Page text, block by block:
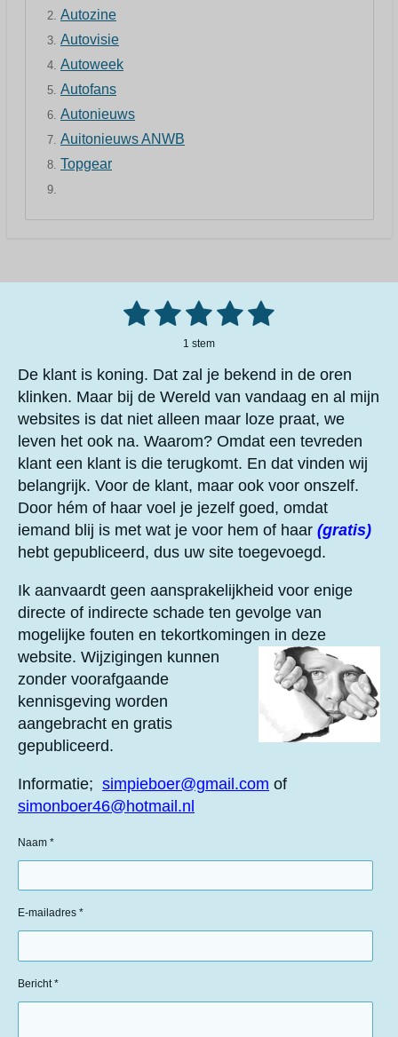
Autozine
Autovisie
Autoweek
Autofans
Autonieuws
Auitonieuws ANWB
Topgear
n
g
:
5
s
e
r
e
1
t
e
r
2
t
e
r
r
e
n
3
s
t
e
r
r
e
n
4
t
e
r
r
e
n
5
t
e
r
r
e
n
e
n
1 stem
De klant is koning. Dat zal je bekend in de oren
klinken. Maar bij de Wereld van vandaag en al mijn
websites is dat niet alleen maar loze praat, we
leven het ook na. Waarom? Omdat een tevreden
klant een klant is die terugkomt. En dat vinden wij
belangrijk. Voor de klant, maar ook voor onszelf.
Door hém of haar voel je jezelf goed, omdat
iemand blij is met wat je voor hem of haar (gratis)
hebt gepubliceerd, dus uw site toegevoegd.
Ik aanvaardt geen aansprakelijkheid voor enige
directe of indirecte schade ten gevolge van
mogelijke fouten en tekortkomingen in deze
website. Wijzigingen kunnen
zonder voorafgaande
kennisgeving worden
aangebracht en gratis
gepubliceerd.
Informatie; simpieboer@gmail.com of
simonboer46@hotmail.nl
Naam *
E-mailadres *
Bericht *